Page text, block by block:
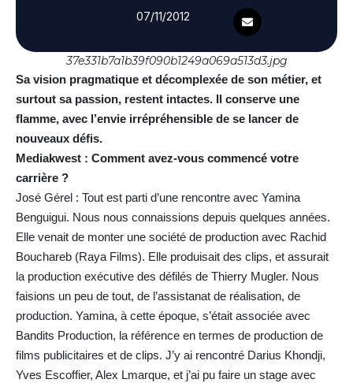
07/11/2012
37e331b7a1b39f090b1249a069a513d3.jpg
Sa vision pragmatique et décomplexée de son métier, et
surtout sa passion, restent intactes. Il conserve une
flamme, avec l’envie irrépréhensible de se lancer de
nouveaux défis.
Mediakwest : Comment avez-vous commencé votre
carrière ?
José Gérel : Tout est parti d’une rencontre avec Yamina
Benguigui. Nous nous connaissions depuis quelques années.
Elle venait de monter une société de production avec Rachid
Bouchareb (Raya Films). Elle produisait des clips, et assurait
la production exécutive des défilés de Thierry Mugler. Nous
faisions un peu de tout, de l’assistanat de réalisation, de
production. Yamina, à cette époque, s’était associée avec
Bandits Production, la référence en termes de production de
films publicitaires et de clips. J’y ai rencontré Darius Khondji,
Yves Escoffier, Alex Lmarque, et j’ai pu faire un stage avec